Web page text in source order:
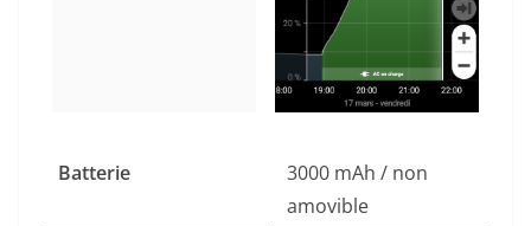
Batterie
3000 mAh / non
amovible